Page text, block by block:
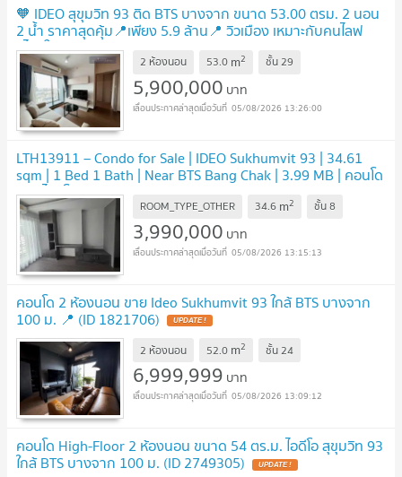
🧡 IDEO สุขุมวิท 93 ติด BTS บางจาก ขนาด 53.00 ตรม. 2 นอน
2 น้ำ ราคาสุดคุ้ม📍เพียง 5.9 ล้าน📍 วิวเมือง เหมาะกับคนไลฟ
สไตล์ในเมือง🧡0659174222🧡
2 ห้องนอน 53.0 m2 ชั้น29
5,900,000 บาท
05/08/2026 13:26:00
LTH13911 – Condo for Sale | IDEO Sukhumvit 93 | 34.61
sqm | 1 Bed 1 Bath | Near BTS Bang Chak | 3.99 MB | คอนโด
ขาย ไอดีโอ สุขุมวิท 93
ROOM_TYPE_OTHER 34.6 m2 ชั้น8
3,990,000 บาท
05/08/2026 13:15:13
คอนโด 2 ห้องนอน ขาย Ideo Sukhumvit 93 ใกล้ BTS บางจาก
100 ม. 📍 (ID 1821706)
2 ห้องนอน 52.0 m2 ชั้น24
6,999,999 บาท
05/08/2026 13:09:12
คอนโด High-Floor 2 ห้องนอน ขนาด 54 ตร.ม. ไอดีโอ สุขุมวิท 93
ใกล้ BTS บางจาก 100 ม. (ID 2749305)